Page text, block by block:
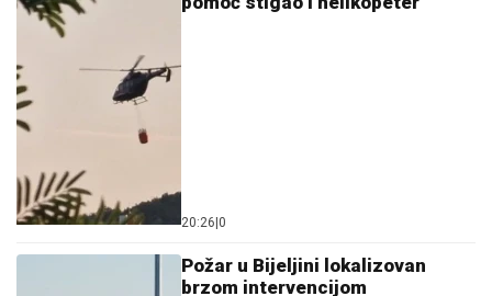
20:26 0
Požar u Bijeljini lokalizovan
brzom intervencijom